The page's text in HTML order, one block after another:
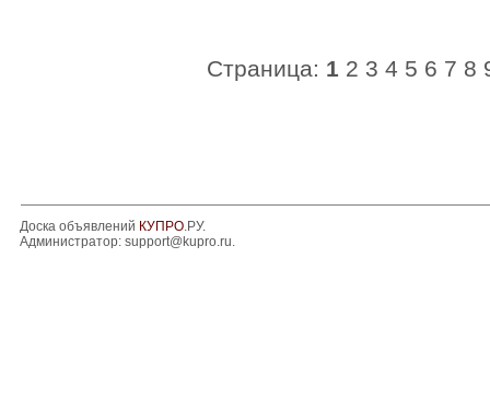
Страница: 1 2 3 4 5 6 7 8
Доска объявлений КУПРО.РУ.
Администратор: support@kupro.ru.